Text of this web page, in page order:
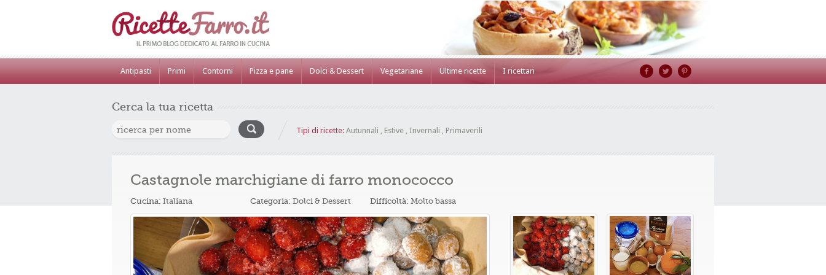
Antipasti Primi Contorni Pizza e pane Dolci & Dessert Vegetariane Ultime ricette I ricettari
Cerca la tua ricetta
Tipi di ricette: Autunnali , Estive , Invernali , Primaverili
Castagnole marchigiane di farro monococco
Cucina: Italiana Categoria: Dolci & Dessert Difficoltà: Molto bassa